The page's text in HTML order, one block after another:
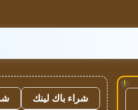
!
شراء باك لينك